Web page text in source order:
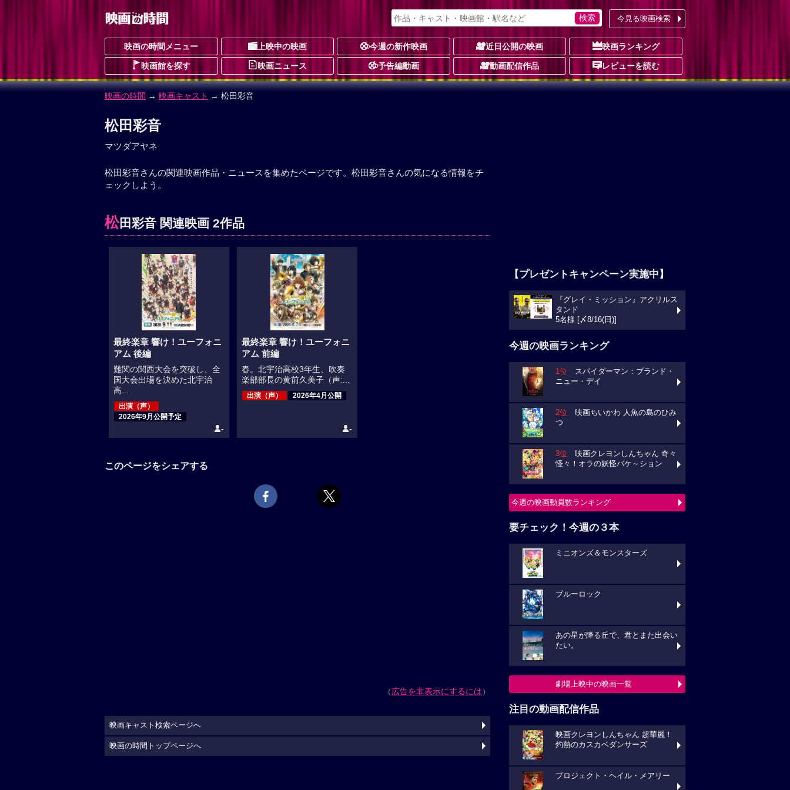
今見る映画検索
映画の時間メニュー 上映中の映画 今週の新作映画 近日公開の映画 映画ランキング
映画館を探す 映画ニュース 予告編動画 動画配信作品 レビューを読む
映画の時間 → 映画キャスト → 松田彩音
松田彩音
マツダアヤネ
松田彩音さんの関連映画作品・ニュースを集めたページです。松田彩音さんの気になる情報をチ
ェックしよう。
松田彩音 関連映画 2作品
最終楽章 響け！ユーフォニ
アム 後編
難関の関西大会を突破し、全
国大会出場を決めた北宇治
高...
出演（声）
2026年9月公開予定
-
最終楽章 響け！ユーフォニ
アム 前編
春。北宇治高校3年生、吹奏
楽部部長の黄前久美子（声:...
出演（声） 2026年4月公開
-
このページをシェアする
（広告を非表示にするには）
【プレゼントキャンペーン実施中】
『グレイ・ミッション』アクリルス
タンド
5名様 [〆8/16(日)]
今週の映画ランキング
1位 スパイダーマン：ブランド・
ニュー・デイ
2位 映画ちいかわ 人魚の島のひみ
つ
3位 映画クレヨンしんちゃん 奇々
怪々！オラの妖怪バケ～ション
今週の映画動員数ランキング
要チェック！今週の３本
ミニオンズ＆モンスターズ
ブルーロック
あの星が降る丘で、君とまた出会い
たい。
劇場上映中の映画一覧
注目の動画配信作品
映画クレヨンしんちゃん 超華麗！
灼熱のカスカベダンサーズ
プロジェクト・ヘイル・メアリー
映画キャスト検索ページへ
映画の時間トップページへ